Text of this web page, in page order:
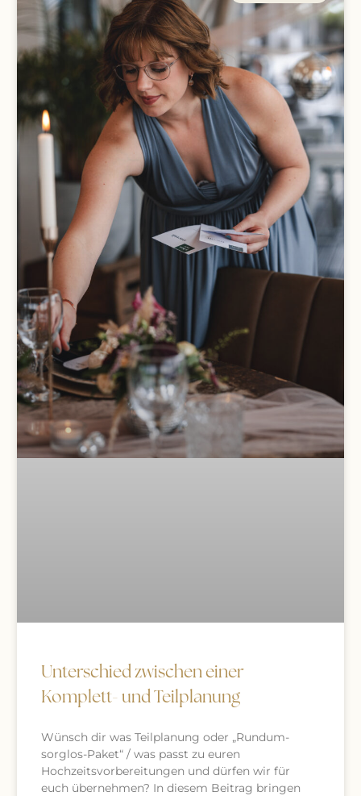
Unterschied zwischen einer
Komplett- und Teilplanung
Wünsch dir was Teilplanung oder „Rundum-
sorglos-Paket“ / was passt zu euren
Hochzeitsvorbereitungen und dürfen wir für
euch übernehmen? In diesem Beitrag bringen